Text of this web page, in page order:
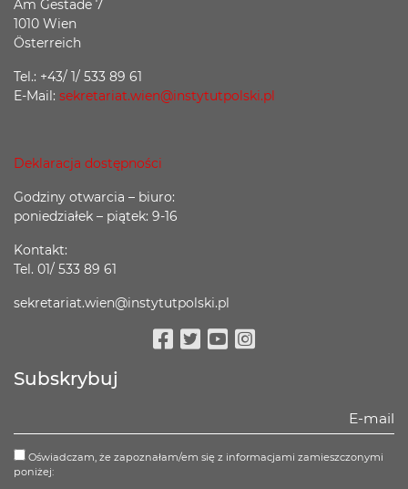
Am Gestade 7
1010 Wien
Österreich
Tel.: +43/ 1/ 533 89 61
E-Mail: sekretariat.wien@instytutpolski.pl
Deklaracja dostępności
Godziny otwarcia – biuro:
poniedziałek – piątek: 9-16
Kontakt:
Tel. 01/ 533 89 61
sekretariat.wien@instytutpolski.pl
Subskrybuj
Oświadczam, że zapoznałam/em się z informacjami zamieszczonymi
poniżej: